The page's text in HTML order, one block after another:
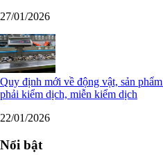
27/01/2026
Quy định mới về động vật, sản
phải kiểm dịch, miễn kiểm dịch
22/01/2026
Nổi bật